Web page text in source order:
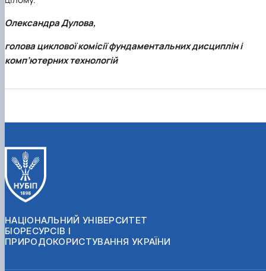
Олександра Дулова,
голова циклової комісії фундаментальних дисциплін і
комп’ютерних технологій
НАЦІОНАЛЬНИЙ УНІВЕРСИТЕТ
БІОРЕСУРСІВ І
ПРИРОДОКОРИСТУВАННЯ УКРАЇНИ